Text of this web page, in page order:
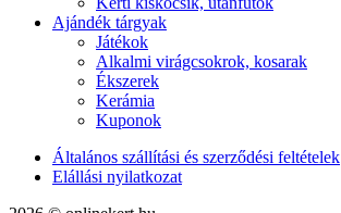
Ajándék tárgyak
Játékok
Alkalmi virágcsokrok, kosarak
Ékszerek
Kerámia
Kuponok
Általános szállítási és szerződési feltételek
Elállási nyilatkozat